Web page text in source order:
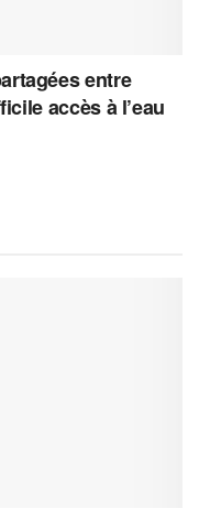
entre
accès à l’eau